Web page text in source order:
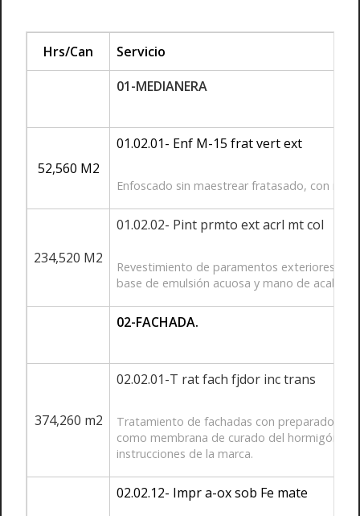
Hrs/Can
Servicio
01-MEDIANERA
52,560 M2
01.02.01- Enf M-15 frat vert ext
Enfoscado sin maestrear fratasado, con
234,520 M2
01.02.02- Pint prmto ext acrl mt col
Revestimiento de paramentos exteriores
base de emulsión acuosa y mano de
02-FACHADA.
374,260 m2
02.02.01-T rat fach fjdor inc trans
Tratamiento de fachadas con preparado al
como membrana de curado del hormigón,
instrucciones de la marca.
02.02.12- Impr a-ox sob Fe mate